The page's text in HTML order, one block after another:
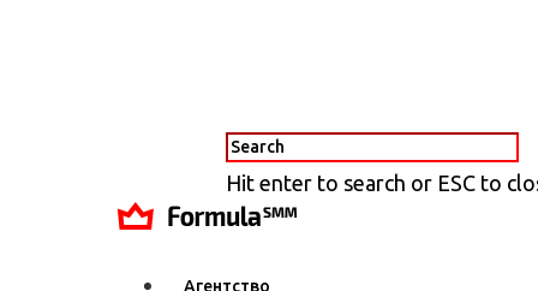
Hit enter to search or ESC to
Агентство